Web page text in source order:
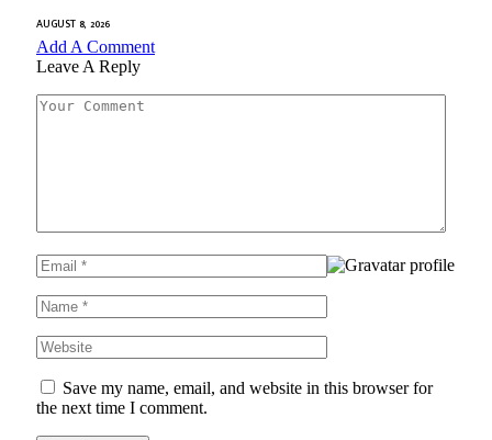
AUGUST 8, 2026
Add A Comment
Leave A Reply
Save my name, email, and website in this browser for
the next time I comment.